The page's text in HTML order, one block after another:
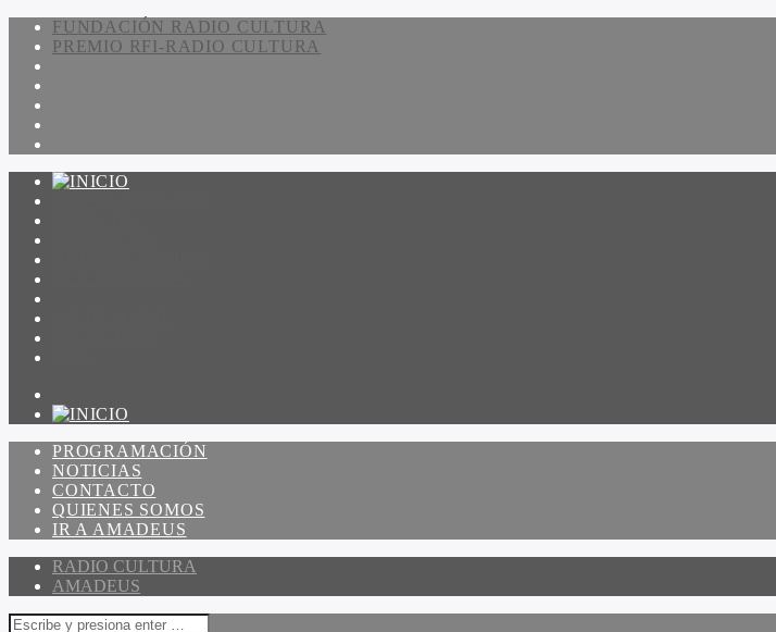
FUNDACIÓN RADIO CULTURA
PREMIO RFI-RADIO CULTURA
PROGRAMACIÓN
NOTICIAS
CONTACTO
QUIENES SOMOS
IR A AMADEUS
RADIO CULTURA
AMADEUS